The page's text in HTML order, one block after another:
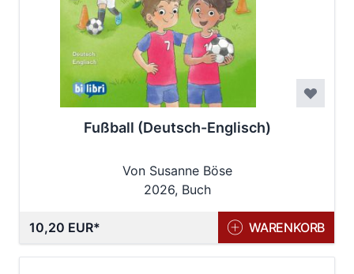
Fußball (Deutsch-Englisch)
Von Susanne Böse
2026, Buch
10,20 EUR WARENKORB